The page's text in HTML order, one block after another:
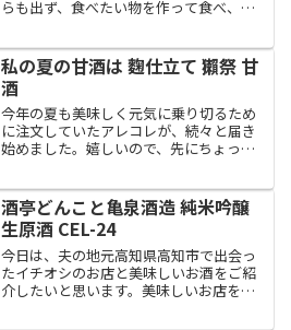
らも出ず、食べたい物を作って食べ、飲
養」と言うことで。笑筍たっぷり春巻き
が食べたいそんなわけで、...
私の夏の甘酒は 麴仕立て 獺祭 甘
酒
今年の夏も美味しく元気に乗り切るため
に注文していたアレコレが、続々と届き
始めました。嬉しいので、先にちょっと
んご酢も３本届きました。全９本！）圧
巻。笑これで今年の夏の純り...
酒亭どんこと亀泉酒造 純米吟醸
生原酒 CEL-24
今日は、夫の地元高知県高知市で出会っ
たイチオシのお店と美味しいお酒をご紹
介したいと思います。美味しいお店を見